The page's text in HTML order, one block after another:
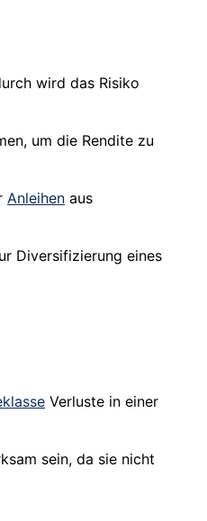
wird das Risiko
um die Rendite zu
Anleihen aus
Diversifizierung eines
Verluste in einer
sein, da sie nicht